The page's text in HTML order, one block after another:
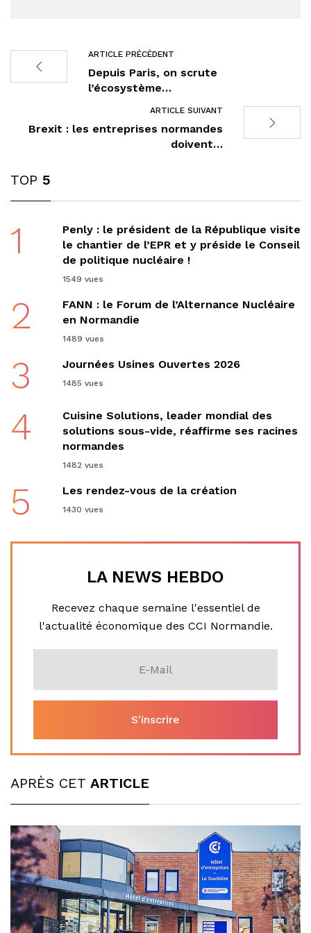
ARTICLE PRÉCÉDENT
Depuis Paris, on scrute
l’écosystème…
ARTICLE SUIVANT
Brexit : les entreprises normandes
doivent…
TOP 5
1
Penly : le président de la République visite
le chantier de l’EPR et y préside le Conseil
de politique nucléaire !
1549 vues
2
FANN : le Forum de l’Alternance Nucléaire
en Normandie
1489 vues
3 Journées Usines Ouvertes 2026
1485 vues
4
Cuisine Solutions, leader mondial des
solutions sous-vide, réaffirme ses racines
normandes
1482 vues
5 Les rendez-vous de la création
1430 vues
LA NEWS HEBDO
Recevez chaque semaine l'essentiel de
l'actualité économique des CCI Normandie.
APRÈS CET ARTICLE